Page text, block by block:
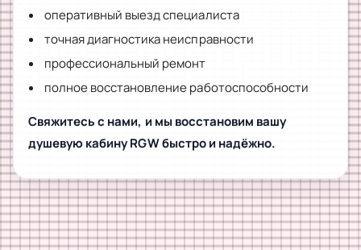
оперативный выезд специалиста
точная диагностика неисправности
профессиональный ремонт
полное восстановление работоспособности
Свяжитесь с нами, и мы восстановим вашу
душевую кабину RGW быстро и надёжно.